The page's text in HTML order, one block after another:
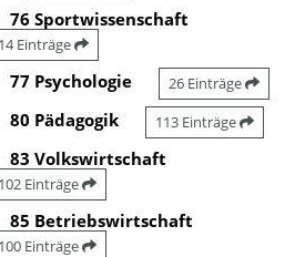
76 Sportwissenschaft
14 Einträge
77 Psychologie 26 Einträge
80 Pädagogik 113 Einträge
83 Volkswirtschaft
102 Einträge
85 Betriebswirtschaft
100 Einträge